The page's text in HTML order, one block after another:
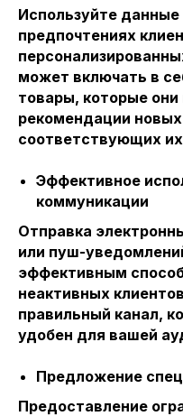
Используйте
предпочтениях
может включать в
товары, которые они
рекомендации
соответствующих
Эффективное
коммуникации
Отправка
или пуш-
эффективным
неактивных
правильный канал,
удобен для вашей
Предложение
Предоставление